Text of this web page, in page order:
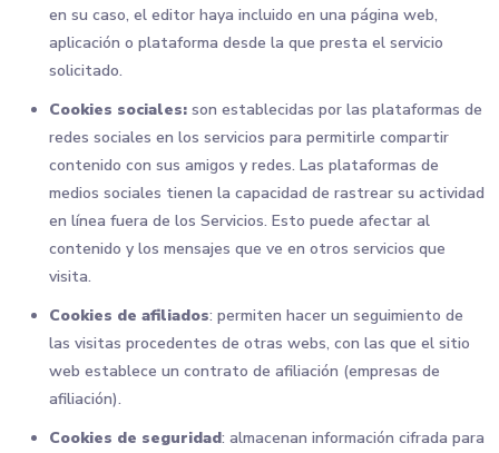
en su caso, el editor haya incluido en una página web,
aplicación o plataforma desde la que presta el servicio
solicitado.
Cookies sociales: son establecidas por las plataformas de
redes sociales en los servicios para permitirle compartir
contenido con sus amigos y redes. Las plataformas de
medios sociales tienen la capacidad de rastrear su actividad
en línea fuera de los Servicios. Esto puede afectar al
contenido y los mensajes que ve en otros servicios que
visita.
Cookies de afiliados: permiten hacer un seguimiento de
las visitas procedentes de otras webs, con las que el sitio
web establece un contrato de afiliación (empresas de
afiliación).
Cookies de seguridad: almacenan información cifrada para